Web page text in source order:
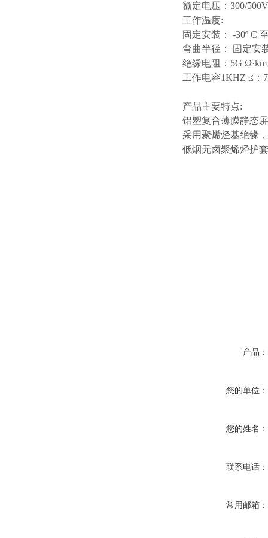
额定电压： 300/500V
工作温度:
固定安装：
-30º C
弯曲半径：
固定安
绝缘电阻： 5G Ω·km
工作电容1KHZ ≤：
产品主要特点:
铝塑复合薄膜静态
采用聚烯烃基绝缘
低烟无卤聚烯烃护
产品：
您的单位：
您的姓名：
联系电话：
常用邮箱：